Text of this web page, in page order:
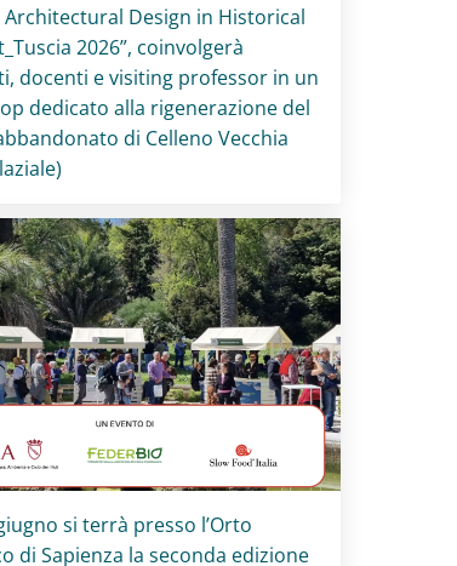
Architectural Design in Historical
2026”, coinvolgerà
docenti e visiting professor in un
dedicato alla rigenerazione del
di Celleno Vecchia
:
si terrà presso l’Orto
di Sapienza la seconda edizione